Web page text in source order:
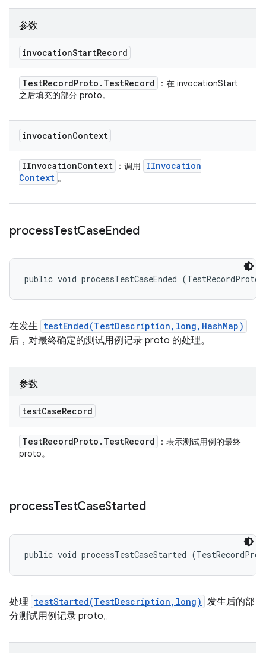
参数
invocationStartRecord
TestRecordProto . TestRecord
：在 invocationStart
之后填充的部分 proto。
invocationContext
IInvocationContext ：调用
IInvocation
Context 。
processTestCaseEnded
public void processTestCaseEnded
在发生 testEnded(TestDescription,long,HashMap)
后，对最终确定的测试用例记录 proto 的处理。
参数
testCaseRecord
TestRecordProto . TestRecord
：表示测试用例的最终
proto。
processTestCaseStarted
public void processTestCaseStarted
处理 testStarted(TestDescription,long) 发生后的部
分测试用例记录 proto。